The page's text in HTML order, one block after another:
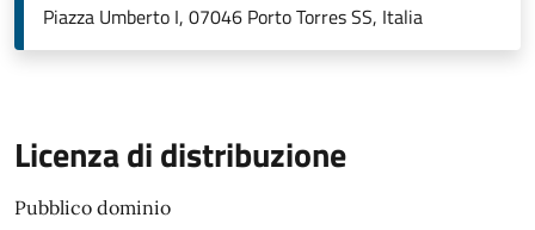
Piazza Umberto I, 07046 Porto Torres SS, Italia
Licenza di distribuzione
Pubblico dominio